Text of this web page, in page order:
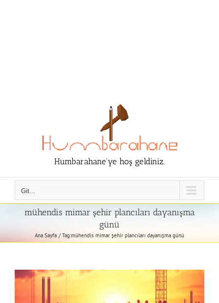
Humbarahane'ye hoş geldiniz.
Git...
mühendis mimar şehir plancıları dayanışma
günü
Ana Sayfa Tag:mühendis mimar şehir plancıları dayanışma günü